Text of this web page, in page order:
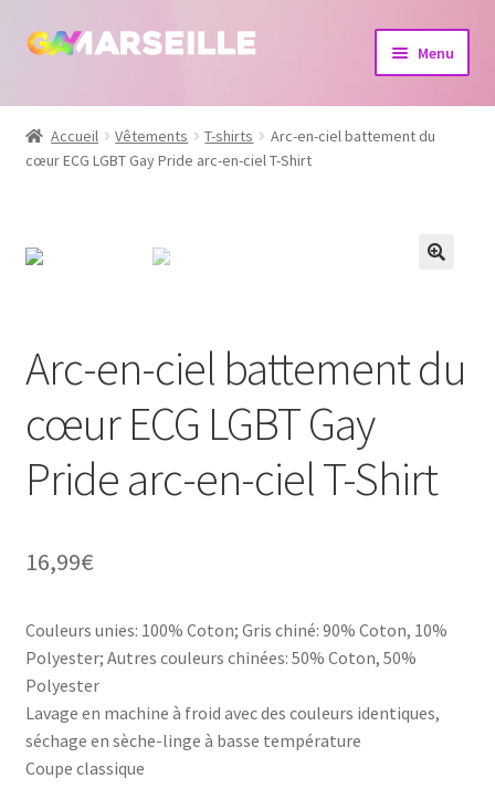
Aller
navigation
Aller
Menu
Boutique
Bijoux
Accueil Vêtements T-shirts
Arc-en-ciel battement du
cœur ECG LGBT Gay Pride arc-en-ciel T-Shirt
Arc-en-ciel battement du
cœur ECG LGBT Gay
Pride arc-en-ciel T-Shirt
16,99€
Couleurs unies: 100% Coton; Gris chiné: 90% Coton, 10%
Polyester; Autres couleurs chinées: 50% Coton, 50%
Polyester
Lavage en machine à froid avec des couleurs identiques,
séchage en sèche-linge à basse température
Coupe classique